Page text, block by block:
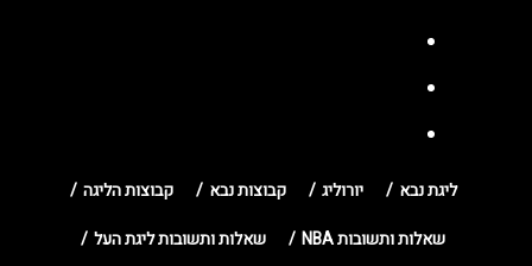
ליגת נבא יורוליג קבוצות נבא
קבוצות הליגה
שאלות ותשובות NBA
שאלות ותשובות ליגת העל